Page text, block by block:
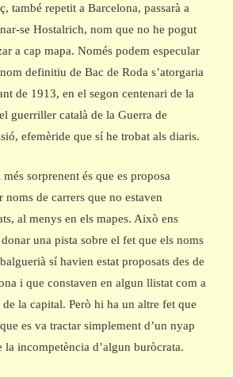
també repetit a Barcelona, passarà a
se Hostalrich, nom que no he pogut
a cap mapa. Només podem especular
definitiu de Bac de Roda s’atorgaria
de 1913, en el segon centenari de la
guerriller català de la Guerra de
efemèride que sí he trobat als diaris.
més sorprenent és que es proposa
noms de carrers que no estaven
al menys en els mapes. Això ens
una pista sobre el fet que els noms
sí havien estat proposats des de
i que constaven en algun llistat com a
de la capital. Però hi ha un altre fet que
es va tractar simplement d’un nyap
la incompetència d’algun buròcrata.